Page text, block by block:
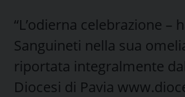
“L’odierna celebrazione –
Sanguineti nella sua
riportata integralmente
Diocesi di Pavia